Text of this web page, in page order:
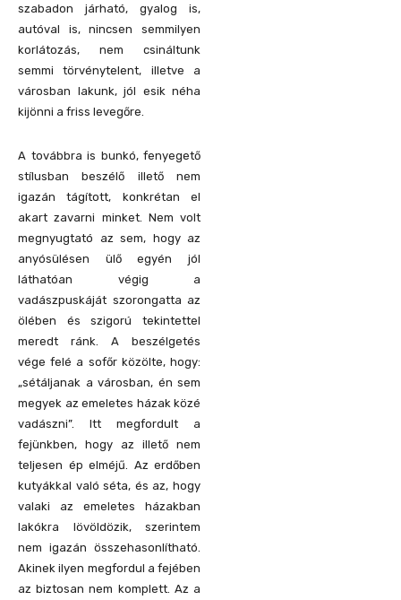
szabadon járható, gyalog is,
autóval is, nincsen semmilyen
korlátozás, nem csináltunk
semmi törvénytelent, illetve a
városban lakunk, jól esik néha
kijönni a friss levegőre.
A továbbra is bunkó, fenyegető
stílusban beszélő illető nem
igazán tágított, konkrétan el
akart zavarni minket. Nem volt
megnyugtató az sem, hogy az
anyósülésen ülő egyén jól
láthatóan végig a
vadászpuskáját szorongatta az
ölében és szigorú tekintettel
meredt ránk. A beszélgetés
vége felé a sofőr közölte, hogy:
„sétáljanak a városban, én sem
megyek az emeletes házak közé
vadászni”. Itt megfordult a
fejünkben, hogy az illető nem
teljesen ép elméjű. Az erdőben
kutyákkal való séta, és az, hogy
valaki az emeletes házakban
lakókra lövöldözik, szerintem
nem igazán összehasonlítható.
Akinek ilyen megfordul a fejében
az biztosan nem komplett. Az a